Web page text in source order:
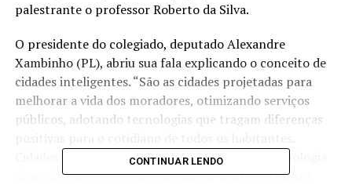
palestrante o professor Roberto da Silva.
O presidente do colegiado, deputado Alexandre
Xambinho (PL), abriu sua fala explicando o conceito de
cidades inteligentes. “São as cidades projetadas para
melhorar a vida dos moradores, otimizando serviços
públicos, adotando tecnologias que tragam diferenças
Cidades inteligentes são aquelas que usam a tecnologia
de modo estratégico para melhorar a infraestrutura,
CONTINUAR LENDO